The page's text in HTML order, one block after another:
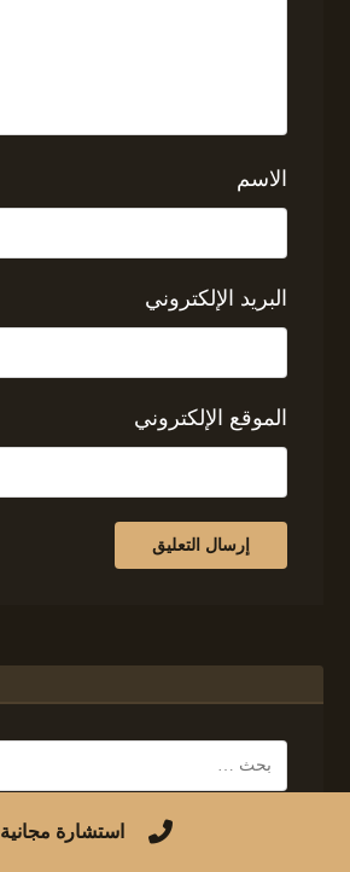
الاسم
البريد الإلكتروني
الموقع الإلكتروني
استشارة مجانية